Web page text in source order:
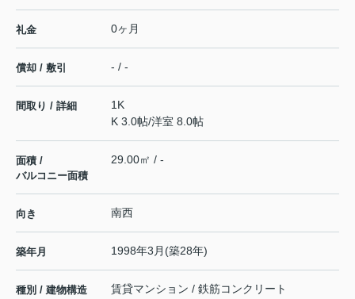
礼金 0ヶ月
償却 / 敷引 - / -
間取り / 詳細
1K
K 3.0帖/洋室 8.0帖
面積 /
バルコニー面積
29.00㎡ / -
向き 南西
築年月 1998年3月(築28年)
種別 / 建物構造 賃貸マンション / 鉄筋コンクリート